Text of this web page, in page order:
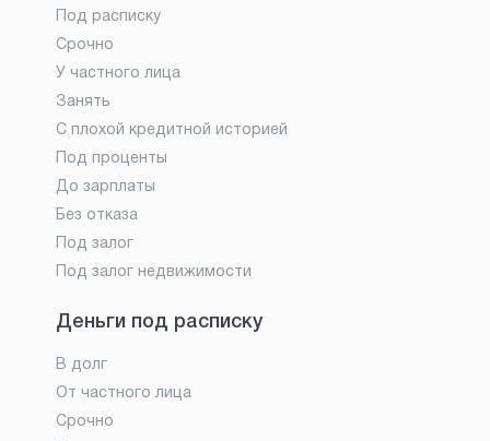
Под расписку
Срочно
У частного лица
Занять
С плохой кредитной историей
Под проценты
До зарплаты
Без отказа
Под залог
Под залог недвижимости
Деньги под расписку
В долг
От частного лица
Срочно